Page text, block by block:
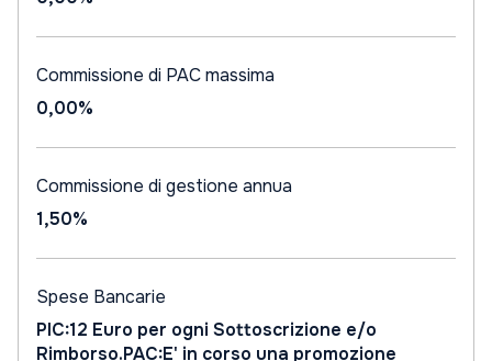
Commissione di PAC massima
0,00%
Commissione di gestione annua
1,50%
Spese Bancarie
PIC:12 Euro per ogni Sottoscrizione e/o
Rimborso.PAC:E' in corso una promozione